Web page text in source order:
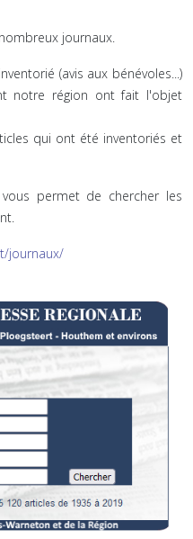
journaux.
(avis aux bénévoles...)
notre région ont fait l'objet
qui ont été inventoriés et
permet de chercher les
journaux/